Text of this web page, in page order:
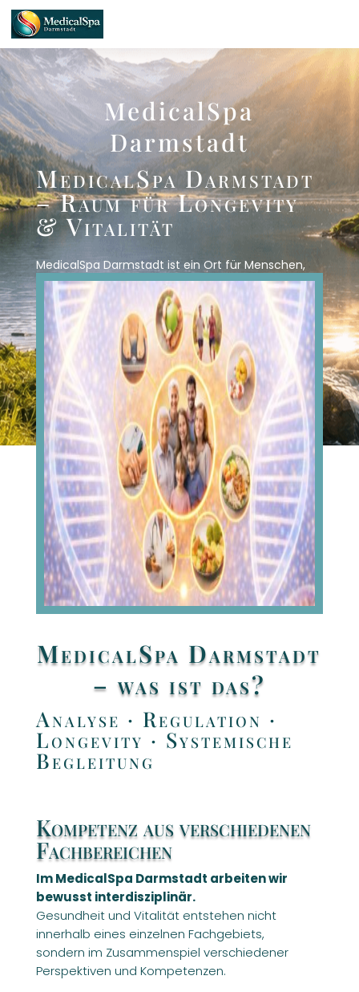
MedicalSpa
Darmstadt
MedicalSpa Darmstadt
– Raum für Longevity
& Vitalität
MedicalSpa Darmstadt ist ein Ort für Menschen,
die sich bewusst für strukturierte Begleitung auf
dem Weg zu langfristiger Vitalität entscheiden. Mit
27 bis 33 Jahren praktischer Erfahrung in der Arbeit
mit und am Patienten vereint unser Team
therapeutische Kompetenz, wissenschaftliches
Verständnis und moderne Technologie zu einem
klar strukturierten LongevityKonzept.
MedicalSpa Darmstadt
– was ist das?
Analyse · Regulation ·
Longevity · Systemische
Begleitung
Kompetenz aus verschiedenen
Fachbereichen
Im MedicalSpa Darmstadt arbeiten wir
bewusst interdisziplinär.
Gesundheit und Vitalität entstehen nicht
innerhalb eines einzelnen Fachgebiets,
sondern im Zusammenspiel verschiedener
Perspektiven und Kompetenzen.